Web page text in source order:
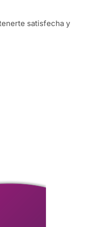
satisfecha y